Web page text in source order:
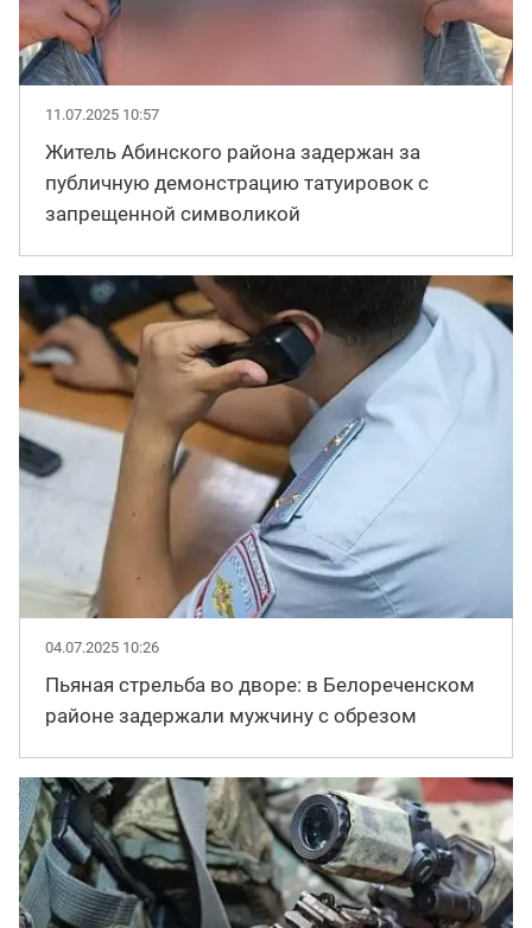
11.07.2025 10:57
Житель Абинского района задержан за
публичную демонстрацию татуировок с
запрещенной символикой
04.07.2025 10:26
Пьяная стрельба во дворе: в Белореченском
районе задержали мужчину с обрезом